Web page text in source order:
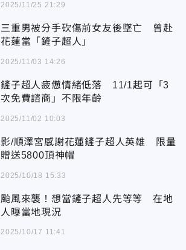
2025/11/25 21:29
三重男被分手砍傷前女友後墜亡 曾赴
花蓮當「鏟子超人」
2025/11/03 14:26
鏟子超人疲憊情緒低落 11/1起可「3
次免費諮商」不限年齡
2025/11/02 10:03
影/順澤宮感謝花蓮鏟子超人英雄 限量
贈送5800頂神帽
2025/10/18 15:33
颱風來襲！想當鏟子超人先等等 在地
人曝當地現況
2025/10/17 11:41